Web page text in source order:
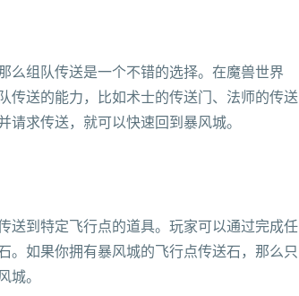
么组队传送是一个不错的选择。在魔兽世界
传送的能力，比如术士的传送门、法师的传送
求传送，就可以快速回到暴风城。
送到特定飞行点的道具。玩家可以通过完成任
。如果你拥有暴风城的飞行点传送石，那么只
城。